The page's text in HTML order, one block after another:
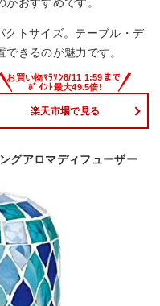
おすすめです。
トサイズ。テーブル・デ
きるのが魅力です。
楽天市場で見る
グアロマディフューザー